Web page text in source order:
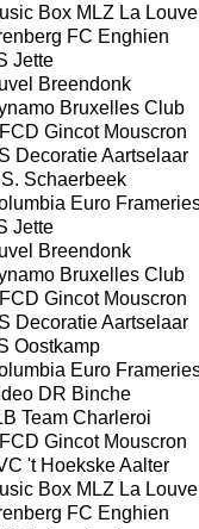
Box MLZ La Louve
FC Enghien
Jette
Breendonk
Bruxelles Club
Gincot Mouscron
Decoratie Aartselaar
Schaerbeek
Euro
Jette
Breendonk
Bruxelles Club
Gincot Mouscron
Decoratie Aartselaar
Oostkamp
Euro
DR Binche
Team Charleroi
Gincot Mouscron
't Hoekske Aalter
Box MLZ La Louve
FC Enghien